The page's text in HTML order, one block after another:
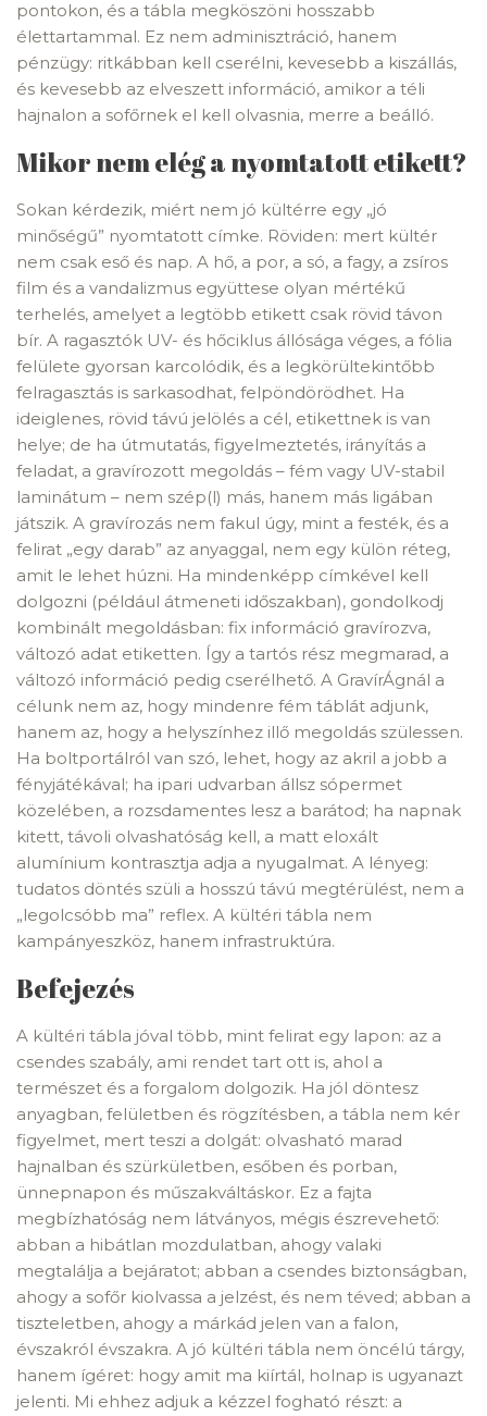
pontokon, és a tábla megköszöni hosszabb
élettartammal. Ez nem adminisztráció, hanem
pénzügy: ritkábban kell cserélni, kevesebb a kiszállás,
és kevesebb az elveszett információ, amikor a téli
hajnalon a sofőrnek el kell olvasnia, merre a beálló.
Mikor nem elég a nyomtatott etikett?
Sokan kérdezik, miért nem jó kültérre egy „jó
minőségű” nyomtatott címke. Röviden: mert kültér
nem csak eső és nap. A hő, a por, a só, a fagy, a zsíros
film és a vandalizmus együttese olyan mértékű
terhelés, amelyet a legtöbb etikett csak rövid távon
bír. A ragasztók UV- és hőciklus állósága véges, a fólia
felülete gyorsan karcolódik, és a legkörültekintőbb
felragasztás is sarkasodhat, felpöndörödhet. Ha
ideiglenes, rövid távú jelölés a cél, etikettnek is van
helye; de ha útmutatás, figyelmeztetés, irányítás a
feladat, a gravírozott megoldás – fém vagy UV-stabil
laminátum – nem szép(l) más, hanem más ligában
játszik. A gravírozás nem fakul úgy, mint a festék, és a
felirat „egy darab” az anyaggal, nem egy külön réteg,
amit le lehet húzni. Ha mindenképp címkével kell
dolgozni (például átmeneti időszakban), gondolkodj
kombinált megoldásban: fix információ gravírozva,
változó adat etiketten. Így a tartós rész megmarad, a
változó információ pedig cserélhető. A GravírÁgnál a
célunk nem az, hogy mindenre fém táblát adjunk,
hanem az, hogy a helyszínhez illő megoldás szülessen.
Ha boltportálról van szó, lehet, hogy az akril a jobb a
fényjátékával; ha ipari udvarban állsz sópermet
közelében, a rozsdamentes lesz a barátod; ha napnak
kitett, távoli olvashatóság kell, a matt eloxált
alumínium kontrasztja adja a nyugalmat. A lényeg:
tudatos döntés szüli a hosszú távú megtérülést, nem a
„legolcsóbb ma” reflex. A kültéri tábla nem
kampányeszköz, hanem infrastruktúra.
Befejezés
A kültéri tábla jóval több, mint felirat egy lapon: az a
csendes szabály, ami rendet tart ott is, ahol a
természet és a forgalom dolgozik. Ha jól döntesz
anyagban, felületben és rögzítésben, a tábla nem kér
figyelmet, mert teszi a dolgát: olvasható marad
hajnalban és szürkületben, esőben és porban,
ünnepnapon és műszakváltáskor. Ez a fajta
megbízhatóság nem látványos, mégis észrevehető:
abban a hibátlan mozdulatban, ahogy valaki
megtalálja a bejáratot; abban a csendes biztonságban,
ahogy a sofőr kiolvassa a jelzést, és nem téved; abban a
tiszteletben, ahogy a márkád jelen van a falon,
évszakról évszakra. A jó kültéri tábla nem öncélú tárgy,
hanem ígéret: hogy amit ma kiírtál, holnap is ugyanazt
jelenti. Mi ehhez adjuk a kézzel fogható részt: a